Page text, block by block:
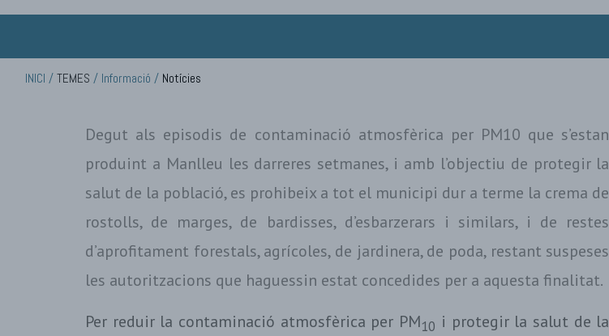
INICI / TEMES / Informació / Notícies
Degut als episodis de contaminació atmosfèrica per PM10 que s’estan
produint a Manlleu les darreres setmanes, i amb l’objectiu de protegir la
salut de la població, es prohibeix a tot el municipi dur a terme la crema de
rostolls, de marges, de bardisses, d’esbarzerars i similars, i de restes
d’aprofitament forestals, agrícoles, de jardinera, de poda, restant suspeses
les autoritzacions que haguessin estat concedides per a aquesta finalitat.
Per reduir la contaminació atmosfèrica per PM10 i protegir la salut de la